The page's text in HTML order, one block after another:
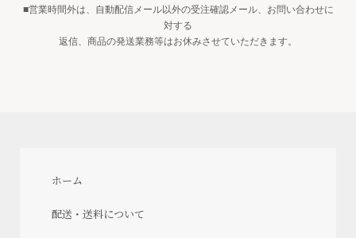
■営業時間外は、自動配信メール以外の受注確認メール、お問い合わせに
対する
返信、商品の発送業務等はお休みさせていただきます。
ホーム
配送・送料について